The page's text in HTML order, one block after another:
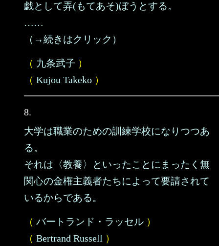
戯として弄(もてあそ)ぼうとする。
……
（→続きはクリック）
（ 九条武子 ）
（ Kujou Takeko ）
8.
大学は職業のための訓練学校になりつつあ
る。
それは〈教養〉といったことにまったく無
関心の金権主義者たちによって要請されて
いるからである。
（ バートランド・ラッセル ）
（ Bertrand Russell ）